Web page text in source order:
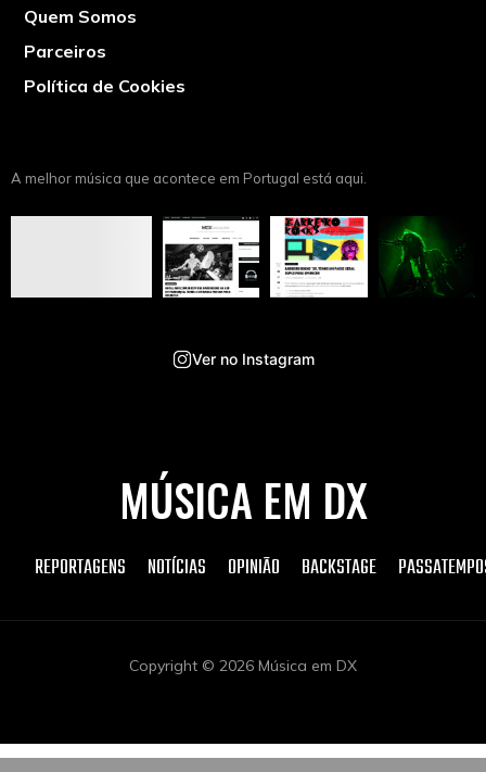
Quem Somos
Parceiros
Política de Cookies
A melhor música que acontece em Portugal está aqui.
Ver no Instagram
MÚSICA EM DX
REPORTAGENS NOTÍCIAS OPINIÃO BACKSTAGE
Copyright © 2026 Música em DX